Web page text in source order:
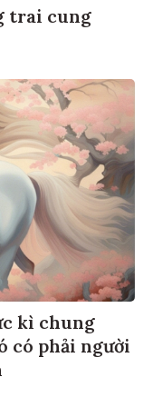
trai cung
kì chung
có phải người